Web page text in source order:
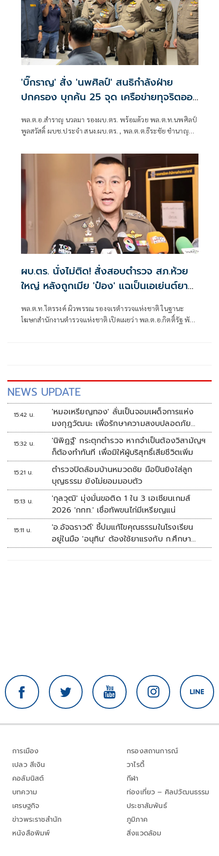
'บิ๊กราญ' สั่ง 'นพศิลป์' สนธิกำลังฝ่าย
ปกครอง บุกค้น 25 จุด เครือข่ายทุจริตออ
พล.ต.อ.สำราญ นวลมา รองผบ.ตร. พร้อมด้วย พล.ต.ท.นพศิลป์
พูลสวัสดิ์ ผบช.ประจำ สนง.ผบ.ตร. , พล.ต.ต.ธีระชัย ชำนาญ
ผบ.ตร. นั่งไม่ติด! สั่งสอบตำรวจ สภ.ห้วย
ใหญ่ หลังถูกเมีย 'ป๋อง' แฉเป็นเอเย่นต์ยา
พล.ต.ท.ไตรรงค์ ผิวพรรณ รองจเรตำรวจแห่งชาติ ในฐานะ
โฆษกสำนักงานตำรวจแห่งชาติ เปิดเผยว่า พล.ต.อ.กิตติ์รัฐ พันธุ์
NEWS UPDATE
15:42 น.
'หมอเหรียญทอง' ลั่นเป็นจอมเผด็จการแห่ง
มงกุฎวัฒนะ เพื่อรักษาความสงบปลอดภัย
ภายในรพ.
15:32 น.
'นิพิฏฐ์' กระตุกตำรวจ หากจำเป็นต้องวิสามัญฯ
ก็ต้องทำทันที เพื่อมิให้ผู้บริสุทธิ์เสียชีวิตเพิ่ม
15:21 น.
ตำรวจปิดล้อมบ้านหมวดชัย มือปืนยิงใส่ลูก
บุญธรรม ยังไม่ยอมมอบตัว
15:13 น.
'กุลวุฒิ' มุ่งมั่นขอติด 1 ใน 3 เอเชียนเกมส์
2026 'กกท.' เชื่อทัพขนไก่มีเหรียญแน่
15:11 น.
'อ.อัจฉราวดี' ชี้ปมแก้ไขคุณธรรมในโรงเรียน
อยู่ในมือ 'อนุทิน' ต้องใช้ยาแรงกับ ก.ศึกษา
เรื่องปืนแค่ปลายเหตุ
การเมือง
เปลว สีเงิน
คอลัมนิสต์
บทความ
เศรษฐกิจ
ข่าวพระราชสำนัก
หนังสือพิมพ์
กรองสถานการณ์
วาไรตี้
กีฬา
ท่องเที่ยว – ศิลปวัฒนธรรม
ประชาสัมพันธ์
ภูมิภาค
สิ่งแวดล้อม